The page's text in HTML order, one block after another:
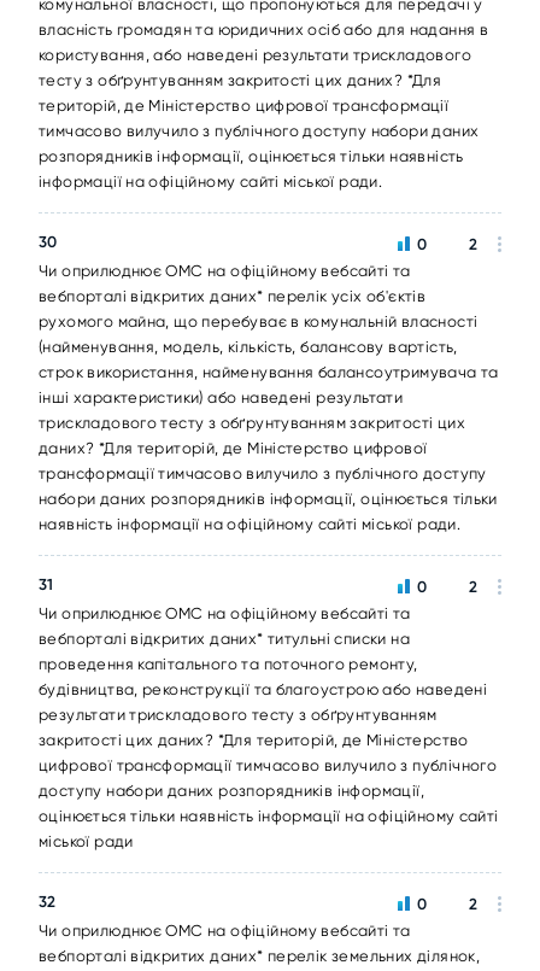
комунальної власності, що пропонуються для передачі у
власність громадян та юридичних осіб або для надання в
користування, або наведені результати трискладового
тесту з обґрунтуванням закритості цих даних? *Для
територій, де Міністерство цифрової трансформації
тимчасово вилучило з публічного доступу набори даних
розпорядників інформації, оцінюється тільки наявність
інформації на офіційному сайті міської ради.
30
Чи оприлюднює ОМС на офіційному вебсайті та
вебпорталі відкритих даних* перелік усіх об'єктів
рухомого майна, що перебуває в комунальній власності
(найменування, модель, кількість, балансову вартість,
строк використання, найменування балансоутримувача та
інші характеристики) або наведені результати
трискладового тесту з обґрунтуванням закритості цих
даних? *Для територій, де Міністерство цифрової
трансформації тимчасово вилучило з публічного доступу
набори даних розпорядників інформації, оцінюється тільки
наявність інформації на офіційному сайті міської ради.
0 2
31
Чи оприлюднює ОМС на офіційному вебсайті та
вебпорталі відкритих даних* титульні списки на
проведення капітального та поточного ремонту,
будівництва, реконструкції та благоустрою або наведені
результати трискладового тесту з обґрунтуванням
закритості цих даних? *Для територій, де Міністерство
цифрової трансформації тимчасово вилучило з публічного
доступу набори даних розпорядників інформації,
оцінюється тільки наявність інформації на офіційному сайті
міської ради
0 2
32
Чи оприлюднює ОМС на офіційному вебсайті та
вебпорталі відкритих даних* перелік земельних ділянок,
0 2